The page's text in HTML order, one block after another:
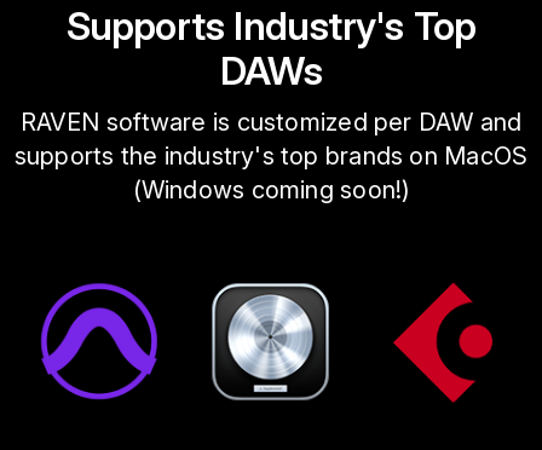
Supports Industry's Top
DAWs
RAVEN software is customized per DAW and
supports the industry's top brands on MacOS
(Windows coming soon!)